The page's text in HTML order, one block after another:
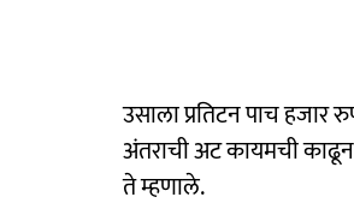
उसाला प्रतिटन पाच
अंतराची अट कायमची
ते म्हणाले.